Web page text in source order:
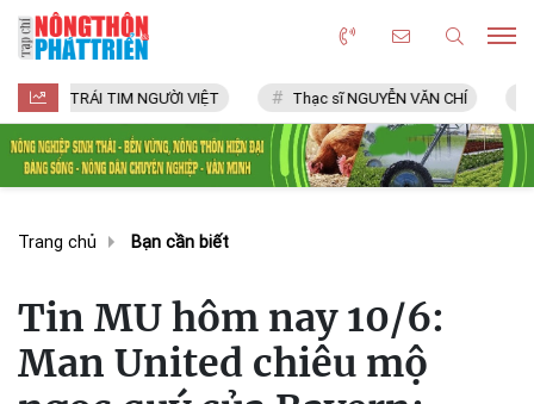
TIM NGƯỜI VIỆT Thạc sĩ NGUYỄN VĂN CHÍ LÀNG
Trang chủ Bạn cần biết
Tin MU hôm nay 10/6:
Man United chiêu mộ